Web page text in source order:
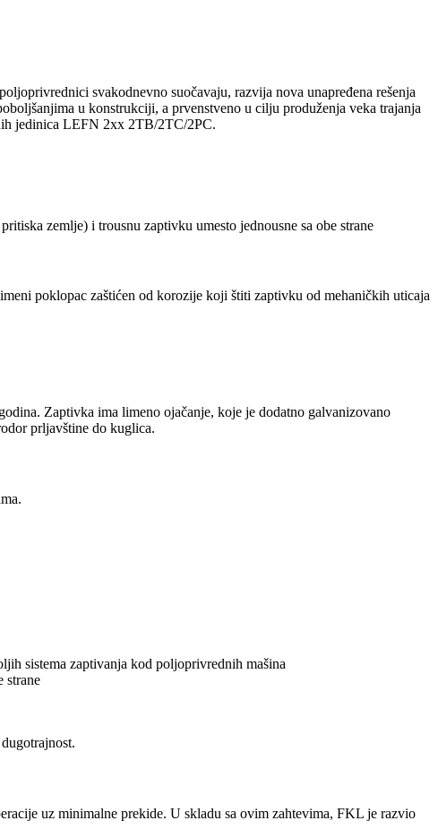
svakodnevno suočavaju, razvija nova unapređena rešenja
u konstrukciji, a prvenstveno u cilju produženja veka trajanja
jedinica LEFN 2xx 2TB/2TC/2PC.
zemlje) i trousnu zaptivku umesto jednousne sa obe strane
poklopac zaštićen od korozije koji štiti zaptivku od mehaničkih uticaja
Zaptivka ima limeno ojačanje, koje je dodatno galvanizovano
prljavštine do kuglica.
sistema zaptivanja kod poljoprivrednih mašina
strane
uz minimalne prekide. U skladu sa ovim zahtevima, FKL je razvio